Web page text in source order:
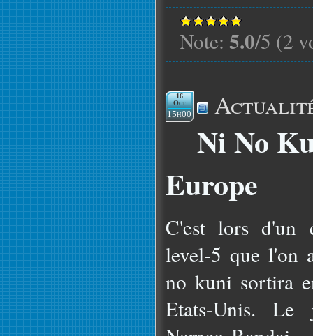
Note: 5.0/5 (2
16
Oct
15h00
Ni No
Europe
C'est lors d'un
level-5 que l'on
no kuni sortira
Etats-Unis.